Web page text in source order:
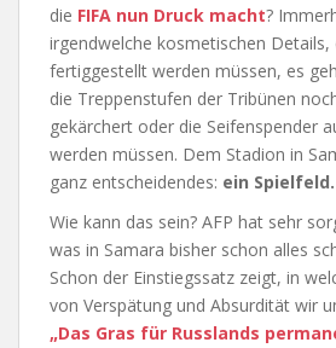
die FIFA nun Druck macht?
irgendwelche kosmetischen Details,
fertiggestellt werden müssen, es
die Treppenstufen der Tribünen
gekärchert oder die Seifenspender
werden müssen. Dem Stadion in
ganz entscheidendes: ein Spielfeld.
Wie kann das sein? AFP hat sehr
was in Samara bisher schon alles
Schon der Einstiegssatz zeigt, in
von Verspätung und Absurdität wir
„Das Gras für Russlands